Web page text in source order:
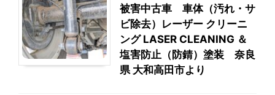
被害中古車 車体（汚れ・サ
ビ除去）レーザー クリーニ
ング LASER CLEANING ＆
塩害防止（防錆）塗装 奈良
県 大和高田市より